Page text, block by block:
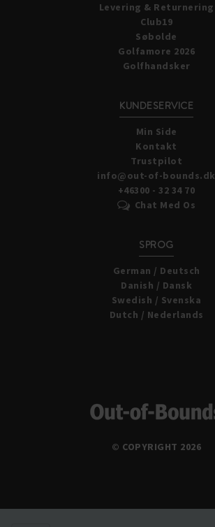
Levering & Returnering
Club19
Søbolde
Golfamore 2026
Golfhandsker
KUNDESERVICE
Min Side
Kontakt
Trustpilot
info@out-of-bounds.dk
+46300 - 32 34 70
Chat Med Os
SPROG
German / Deutsch
Danish / Dansk
Swedish / Svenska
Dutch / Nederlands
© COPYRIGHT 2026